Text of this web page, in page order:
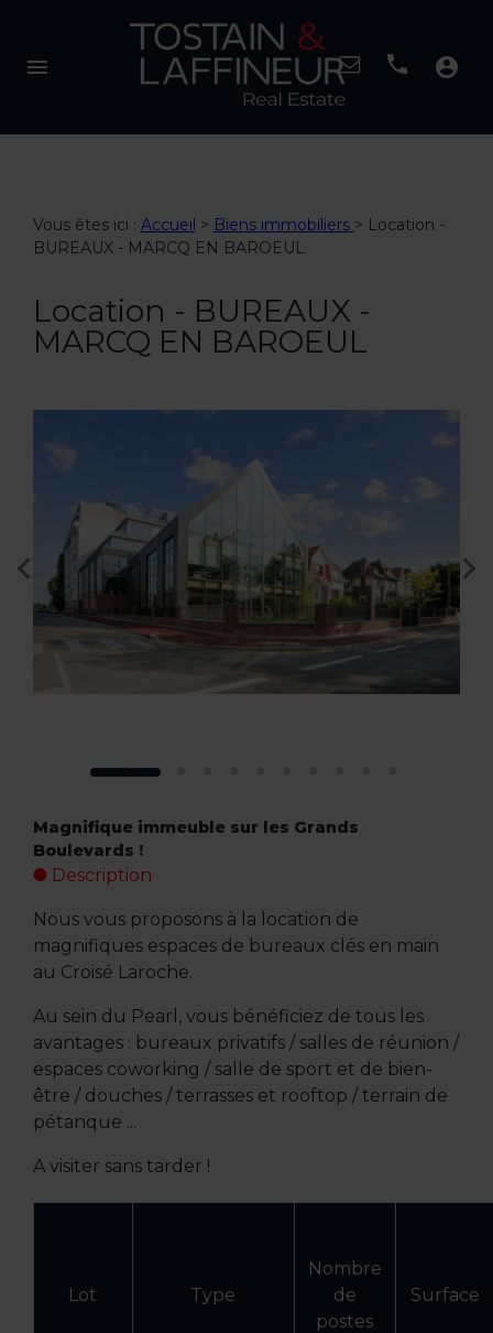
menu account_circle
Vous êtes ici : Accueil > Biens immobiliers > Location -
BUREAUX - MARCQ EN BAROEUL
Location - BUREAUX -
MARCQ EN BAROEUL
Magnifique immeuble sur les Grands
Boulevards !
Description
Nous vous proposons à la location de
magnifiques espaces de bureaux clés en main
au Croisé Laroche.
Au sein du Pearl, vous bénéficiez de tous les
avantages : bureaux privatifs / salles de réunion /
espaces coworking / salle de sport et de bien-
être / douches / terrasses et rooftop / terrain de
pétanque ...
A visiter sans tarder !
Lot Type
Nombre
de
postes
Surface